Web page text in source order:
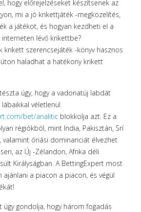
hogy előrejelzéseket készítsenek az
mi a jó krikettjáték -megközelítés,
a játékot, és hogyan kezdheti el a
lévő krikettbe?
krikett szerencsejáték -könyv hasznos
haladhat a hatékony krikett
úgy, hogy a vadonatúj labdát
véletlenül
bet/analitic blokkolja azt. Ez a
régiókból, mint India, Pakisztán, Srí
valamint óriási dominanciát élvezhet
az Új -Zélandon, Afrika déli
Királyságban. A BettingExpert most
ajánlani a piacon a piacon, és végül
úgy gondolja, hogy három fogadás